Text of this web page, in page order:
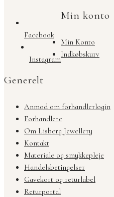
Facebook
Instagram
Min konto
Min Konto
Indkøbskurv
Generelt
Anmod om forhandlerlogin
Forhandlere
Om Lisberg Jewellery
Kontakt
Materiale og smykkepleje
Handelsbetingelser
Gavekort og returlabel
Returportal